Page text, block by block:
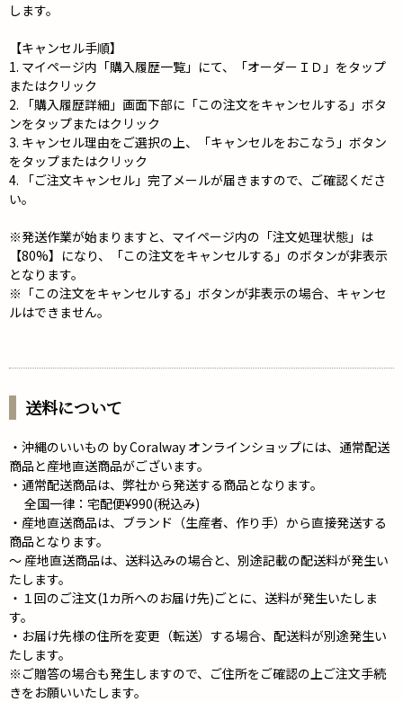
します。
【キャンセル手順】
1. マイページ内「購入履歴一覧」にて、「オーダーＩＤ」をタップ
またはクリック
2. 「購入履歴詳細」画面下部に「この注文をキャンセルする」ボタ
ンをタップまたはクリック
3. キャンセル理由をご選択の上、「キャンセルをおこなう」ボタン
をタップまたはクリック
4. 「ご注文キャンセル」完了メールが届きますので、ご確認くださ
い。
※発送作業が始まりますと、マイページ内の「注文処理状態」は
【80%】になり、「この注文をキャンセルする」のボタンが非表示
となります。
※「この注文をキャンセルする」ボタンが非表示の場合、キャンセ
ルはできません。
送料について
・沖縄のいいもの by Coralway オンラインショップには、通常配送
商品と産地直送商品がございます。
・通常配送商品は、弊社から発送する商品となります。
全国一律：宅配便¥990(税込み)
・産地直送商品は、ブランド（生産者、作り手）から直接発送する
商品となります。
～ 産地直送商品は、送料込みの場合と、別途記載の配送料が発生い
たします。
・１回のご注文(1カ所へのお届け先)ごとに、送料が発生いたしま
す。
・お届け先様の住所を変更（転送）する場合、配送料が別途発生い
たします。
※ご贈答の場合も発生しますので、ご住所をご確認の上ご注文手続
きをお願いいたします。